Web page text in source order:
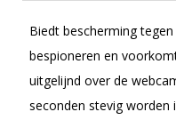
Biedt bescherming
bespioneren en
uitgelijnd over de
seconden stevig worden